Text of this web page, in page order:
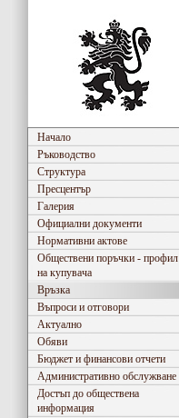
Начало
Ръководство
Структура
Пресцентър
Галерия
Официални документи
Нормативни актове
Обществени поръчки - профил
на купувача
Връзка
Въпроси и отговори
Актуално
Обяви
Бюджет и финансови отчети
Административно обслужване
Достъп до обществена
информация